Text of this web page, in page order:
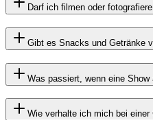
Darf ich filmen oder
Gibt es Snacks und Getränke
Was passiert, wenn eine
Wie verhalte ich mich bei einer